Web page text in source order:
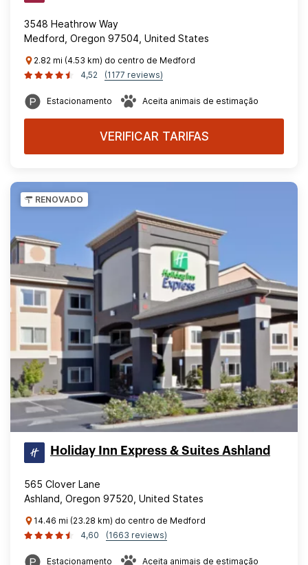
3548 Heathrow Way
Medford, Oregon 97504, United States
2.82 mi (4.53 km) do centro de Medford
4,52
(1177 reviews)
Estacionamento Aceita animais de estimação
VERIFICAR TARIFAS
RENOVADO
Holiday Inn Express & Suites Ashland
565 Clover Lane
Ashland, Oregon 97520, United States
14.46 mi (23.28 km) do centro de Medford
4,60
(1663 reviews)
Estacionamento Aceita animais de estimação